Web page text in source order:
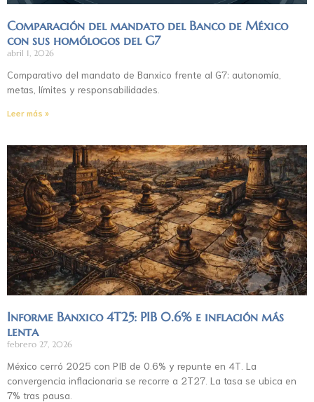
Comparación del mandato del Banco de México
con sus homólogos del G7
abril 1, 2026
Comparativo del mandato de Banxico frente al G7: autonomía,
metas, límites y responsabilidades.
Leer más »
Informe Banxico 4T25: PIB 0.6% e inflación más
lenta
febrero 27, 2026
México cerró 2025 con PIB de 0.6% y repunte en 4T. La
convergencia inflacionaria se recorre a 2T27. La tasa se ubica en
7% tras pausa.